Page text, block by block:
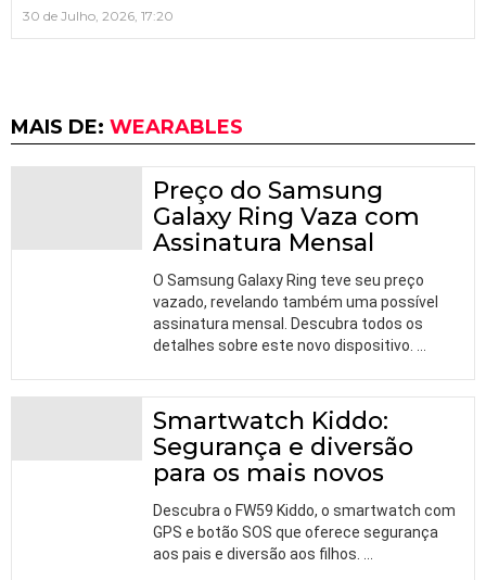
30 de Julho, 2026, 17:20
MAIS DE: WEARABLES
Preço do Samsung
Galaxy Ring Vaza com
Assinatura Mensal
O Samsung Galaxy Ring teve seu preço
vazado, revelando também uma possível
assinatura mensal. Descubra todos os
detalhes sobre este novo dispositivo. …
Smartwatch Kiddo:
Segurança e diversão
para os mais novos
Descubra o FW59 Kiddo, o smartwatch com
GPS e botão SOS que oferece segurança
aos pais e diversão aos filhos. …